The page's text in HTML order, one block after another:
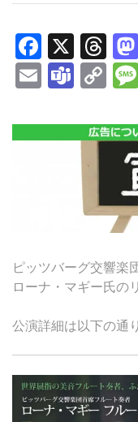
X
Email
ピッツバーグ交響楽
ローナ・マギー氏の
公演詳細は以下の通り